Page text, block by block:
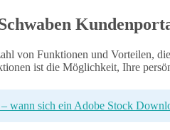
von Funktionen und Vorteilen,
ist die Möglichkeit, Ihre
wann sich ein Adobe Stock